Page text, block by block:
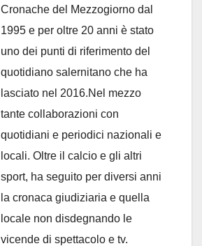
Cronache del Mezzogiorno dal
1995 e per oltre 20 anni è stato
uno dei punti di riferimento del
quotidiano salernitano che ha
lasciato nel 2016.Nel mezzo
tante collaborazioni con
quotidiani e periodici nazionali e
locali. Oltre il calcio e gli altri
sport, ha seguito per diversi anni
la cronaca giudiziaria e quella
locale non disdegnando le
vicende di spettacolo e tv.